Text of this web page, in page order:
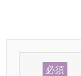
必須